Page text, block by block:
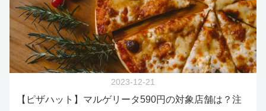
2023-12-21
【ピザハット】マルゲリータ590円の対象店舗は？注